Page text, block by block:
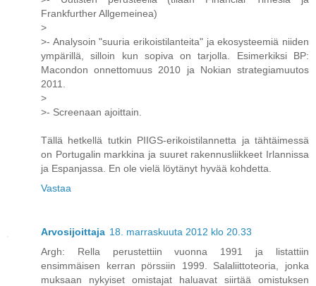
Frankfurther Allgemeinea)
>
>- Analysoin "suuria erikoistilanteita" ja ekosysteemiä niiden
ympärillä, silloin kun sopiva on tarjolla. Esimerkiksi BP:
Macondon onnettomuus 2010 ja Nokian strategiamuutos
2011.
>
>- Screenaan ajoittain.
Tällä hetkellä tutkin PIIGS-erikoistilannetta ja tähtäimessä
on Portugalin markkina ja suuret rakennusliikkeet Irlannissa
ja Espanjassa. En ole vielä löytänyt hyvää kohdetta.
Vastaa
Arvosijoittaja 18. marraskuuta 2012 klo 20.33
Argh: Rella perustettiin vuonna 1991 ja listattiin
ensimmäisen kerran pörssiin 1999. Salaliittoteoria, jonka
muksaan nykyiset omistajat haluavat siirtää omistuksen